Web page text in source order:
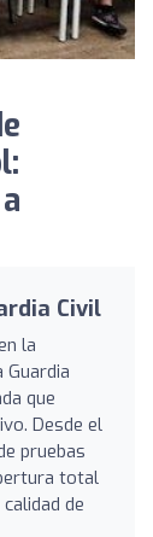
Civil
la
Guardia
que
Desde el
pruebas
total
de